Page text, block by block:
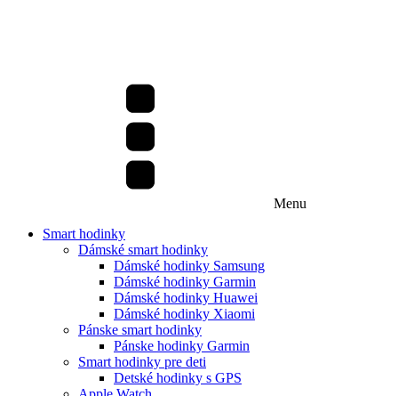
Menu
Smart hodinky
Dámské smart hodinky
Dámské hodinky Samsung
Dámské hodinky Garmin
Dámské hodinky Huawei
Dámské hodinky Xiaomi
Pánske smart hodinky
Pánske hodinky Garmin
Smart hodinky pre deti
Detské hodinky s GPS